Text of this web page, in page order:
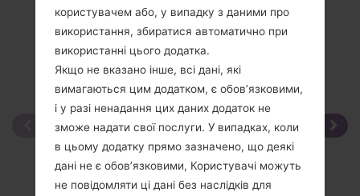
користувачем або, у випадку з даними про
використання, збиратися автоматично при
використанні цього додатка.
Якщо не вказано інше, всі дані, які
вимагаються цим додатком, є обов’язковими,
і у разі ненадання цих даних додаток не
зможе надати свої послуги. У випадках, коли
в цьому додатку прямо зазначено, що деякі
дані не є обов’язковими, Користувачі можуть
не повідомляти ці дані без наслідків для